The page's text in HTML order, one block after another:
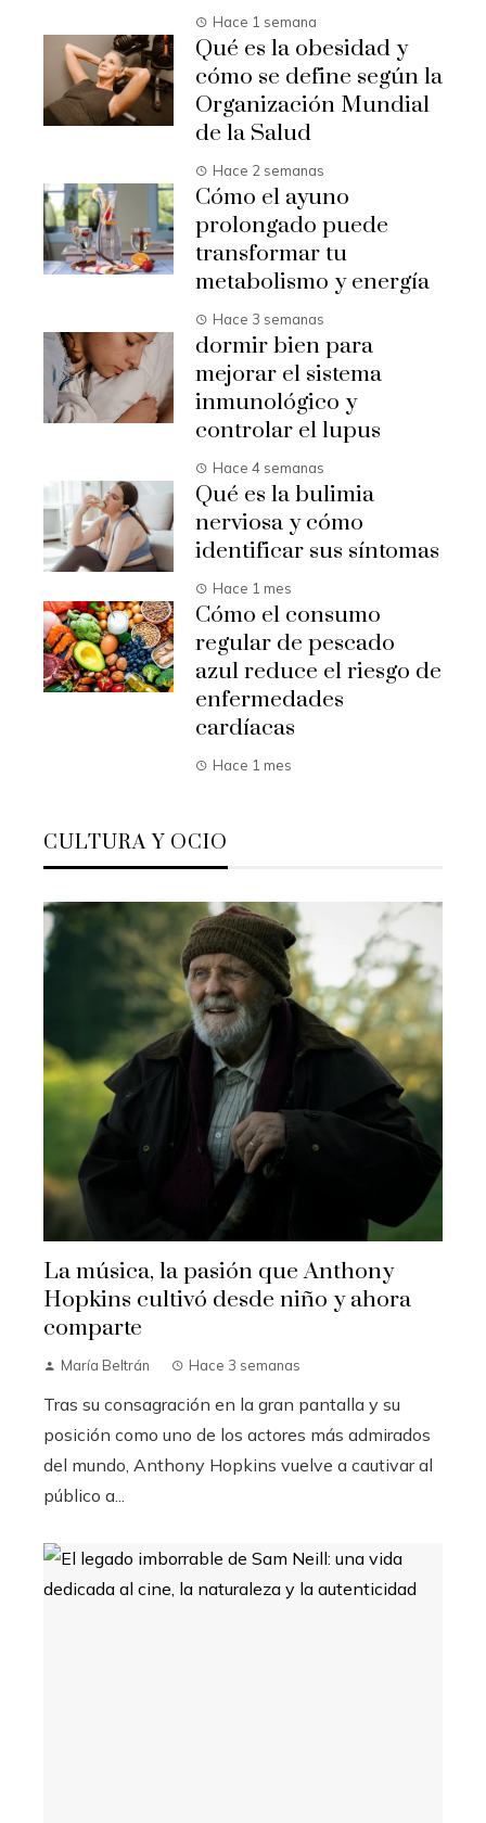
Hace 1 semana
Qué es la obesidad y
cómo se define según la
Organización Mundial
de la Salud
Hace 2 semanas
Cómo el ayuno
prolongado puede
transformar tu
metabolismo y energía
Hace 3 semanas
dormir bien para
mejorar el sistema
inmunológico y
controlar el lupus
Hace 4 semanas
Qué es la bulimia
nerviosa y cómo
identificar sus síntomas
Hace 1 mes
Cómo el consumo
regular de pescado
azul reduce el riesgo de
enfermedades
cardíacas
Hace 1 mes
CULTURA Y OCIO
La música, la pasión que Anthony
Hopkins cultivó desde niño y ahora
comparte
María Beltrán Hace 3 semanas
Tras su consagración en la gran pantalla y su
posición como uno de los actores más admirados
del mundo, Anthony Hopkins vuelve a cautivar al
público a...